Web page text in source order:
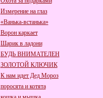
Измерение на глаз
«Ванька-встанька»
Ворон каркает
Шарик в ладони
БУДЬ ВНИМАТЕЛЕН
ЗОЛОТОЙ КЛЮЧИК
К нам идет Дед Мороз
поросята и котята